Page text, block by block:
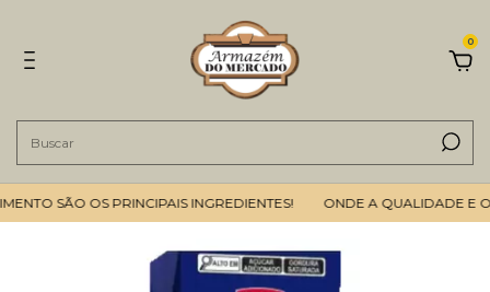
0
SÃO OS PRINCIPAIS INGREDIENTES! ONDE A QUALIDADE E O